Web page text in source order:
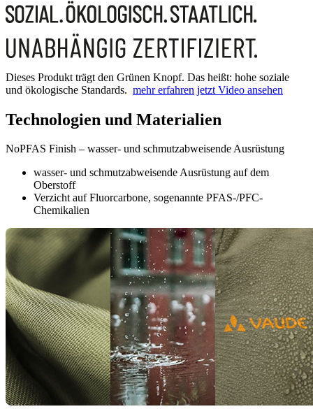
Dieses Produkt trägt den Grünen Knopf. Das heißt: hohe soziale
und ökologische Standards. mehr erfahren jetzt Video ansehen
Technologien und Materialien
NoPFAS Finish – wasser- und schmutzabweisende Ausrüstung
wasser- und schmutzabweisende Ausrüstung auf dem
Oberstoff
Verzicht auf Fluorcarbone, sogenannte PFAS-/PFC-
Chemikalien